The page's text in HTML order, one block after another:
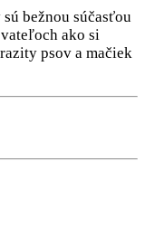
bežnou súčasťou
ako si
psov a mačiek